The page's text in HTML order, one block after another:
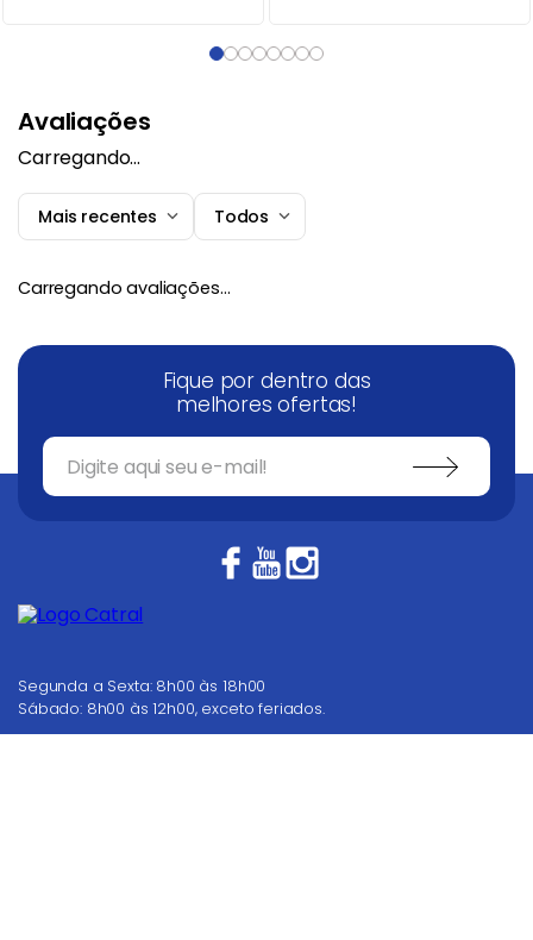
Avaliações
Carregando…
Mais recentes Todos
Carregando avaliações…
Fique por dentro das
melhores ofertas!
Segunda a Sexta: 8h00 às 18h00
Sábado: 8h00 às 12h00, exceto feriados.